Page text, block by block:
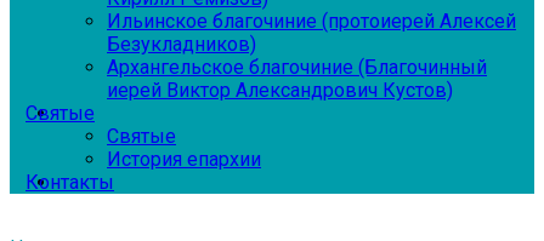
Ильинское благочиние (протоиерей Алексей
Безукладников)
Архангельское благочиние (Благочинный
иерей Виктор Александрович Кустов)
Святые
Святые
История епархии
Контакты